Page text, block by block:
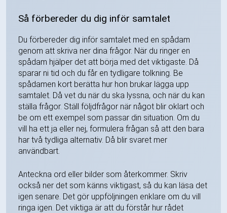
Så förbereder du dig inför samtalet
Du förbereder dig inför samtalet med en spådam
genom att skriva ner dina frågor. När du ringer en
spådam hjälper det att börja med det viktigaste. Då
sparar ni tid och du får en tydligare tolkning. Be
spådamen kort berätta hur hon brukar lägga upp
samtalet. Då vet du när du ska lyssna, och när du kan
ställa frågor. Ställ följdfrågor när något blir oklart och
be om ett exempel som passar din situation. Om du
vill ha ett ja eller nej, formulera frågan så att den bara
har två tydliga alternativ. Då blir svaret mer
användbart.
Anteckna ord eller bilder som återkommer. Skriv
också ner det som känns viktigast, så du kan läsa det
igen senare. Det gör uppföljningen enklare om du vill
ringa igen. Det viktiga är att du förstår hur rådet